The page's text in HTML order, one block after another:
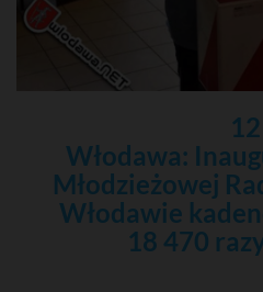
12
Włodawa:
Młodzieżowej
Włodawie
18 470